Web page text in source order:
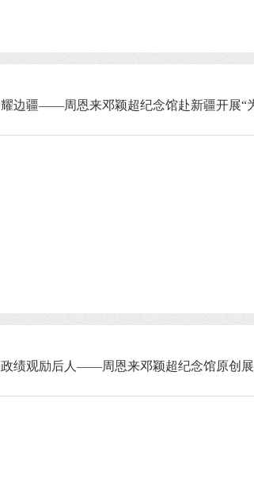
边疆——周恩来邓颖超纪念馆赴新疆开展“
政绩观励后人——周恩来邓颖超纪念馆原创